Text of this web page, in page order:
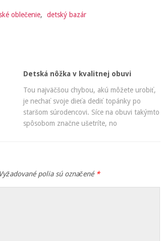
oblečenie, detský bazár
Detská nôžka v kvalitnej obuvi
Tou najväčšou chybou, akú môžete urobiť,
je nechať svoje dieťa dediť topánky po
staršom súrodencovi. Síce na obuvi takýmto
spôsobom značne ušetríte, no
Vyžadované polia sú označené *